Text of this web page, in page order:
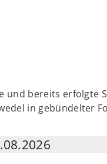
und bereits erfolgte
in gebündelter